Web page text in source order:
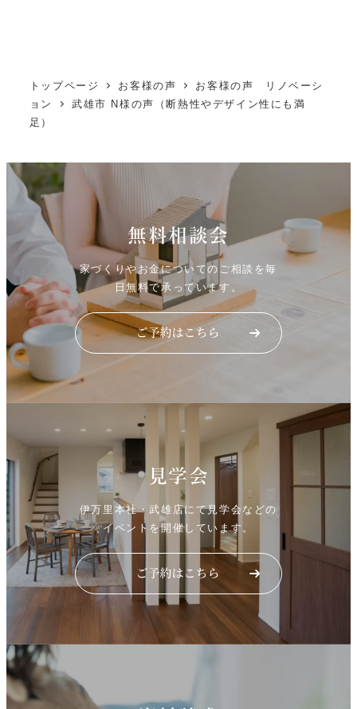
トップページ お客様の声
お客様の声 リノベーシ
ョン
武雄市 N様の声（断熱性やデザイン性にも満
足）
無料相談会
家づくりやお金についてのご相談を毎
日無料で承っています。
見学会
伊万里本社・武雄店にて見学会などの
イベントを開催しています。